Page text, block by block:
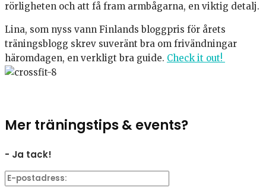
rörligheten och att få fram armbågarna, en viktig detalj.
Lina, som nyss vann Finlands bloggpris för årets
träningsblogg skrev suveränt bra om frivändningar
häromdagen, en verkligt bra guide. Check it out!
Mer träningstips & events?
- Ja tack!